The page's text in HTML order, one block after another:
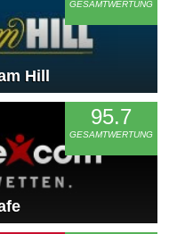
GESAMTWERTUNG
Hill
95.7
GESAMTWERTUNG